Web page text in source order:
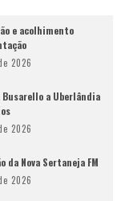
e acolhimento
2026
a Uberlândia
2026
da Nova Sertaneja FM
2026